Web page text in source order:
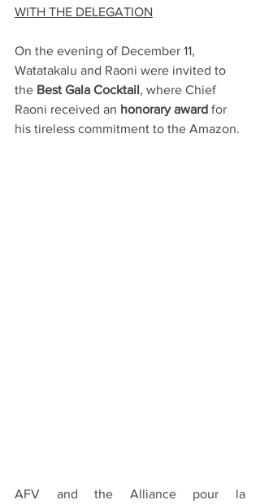
WITH THE DELEGATION
On the evening of December 11,
Watatakalu and Raoni were invited to
the Best Gala Cocktail, where Chief
Raoni received an honorary award for
his tireless commitment to the Amazon.
AFV and the Alliance pour la